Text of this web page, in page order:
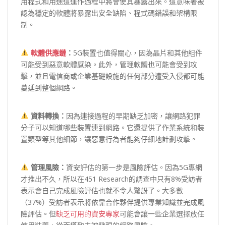
認為穩定的軟體將暴露出安全缺陷、程式碼錯誤和架構限
制。
軟體供應鏈： 5G裝置也值得關心，因為晶片和其他組件
可能受到惡意軟體感染。此外，管理軟體也可能會受到攻
擊，並且電信商或企業基礎設施的任何部分遭受入侵都可能
蔓延到整個網路。
資料轉換： 因為連接過程的早期缺乏加密，讓網路犯罪
分子可以知道哪些裝置連到網路。它還提供了作業系統和裝
置類型等其他細節，讓惡意行為者能夠仔細地計劃攻擊。
管理風險： 資安評估的第一步是風險評估。因為5G專網
才推出不久，所以在451 Research的調查中只有8%受訪者
表示會自己完成風險評估也就不令人驚訝了。大多數
（37%）受訪者表示將依靠合作夥伴提供專業知識並完成風
險評估。但缺乏可用的資安專家可能會讓一些企業選擇放任